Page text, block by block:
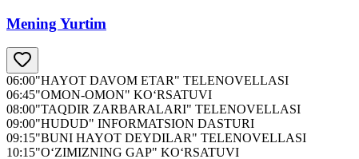
Mening Yurtim
06:00"HAYOT DAVOM ETAR" TELENOVELLASI
06:45"OMON-OMON" KO‘RSATUVI
08:00"TAQDIR ZARBARALARI" TELENOVELLASI
09:00"HUDUD" INFORMATSION DASTURI
09:15"BUNI HAYOT DEYDILAR" TELENOVELLASI
10:15"O‘ZIMIZNING GAP" KO‘RSATUVI